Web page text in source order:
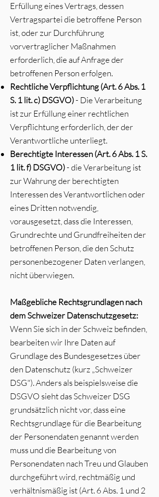
Erfüllung eines Vertrags, dessen
Vertragspartei die betroffene Person
ist, oder zur Durchführung
vorvertraglicher Maßnahmen
erforderlich, die auf Anfrage der
betroffenen Person erfolgen.
Rechtliche Verpflichtung (Art. 6 Abs. 1
S. 1 lit. c) DSGVO)- Die Verarbeitung
ist zur Erfüllung einer rechtlichen
Verpflichtung erforderlich, der der
Verantwortliche unterliegt.
Berechtigte Interessen (Art. 6 Abs. 1 S.
1 lit. f) DSGVO)- die Verarbeitung ist
zur Wahrung der berechtigten
Interessen des Verantwortlichen oder
eines Dritten notwendig,
vorausgesetzt, dass die Interessen,
Grundrechte und Grundfreiheiten der
betroffenen Person, die den Schutz
personenbezogener Daten verlangen,
nicht überwiegen.
Maßgebliche Rechtsgrundlagen nach
dem Schweizer Datenschutzgesetz:
Wenn Sie sich in der Schweiz befinden,
bearbeiten wir Ihre Daten auf
Grundlage des Bundesgesetzes über
den Datenschutz (kurz „Schweizer
DSG"). Anders als beispielsweise die
DSGVO sieht das Schweizer DSG
grundsätzlich nicht vor, dass eine
Rechtsgrundlage für die Bearbeitung
der Personendaten genannt werden
muss und die Bearbeitung von
Personendaten nach Treu und Glauben
durchgeführt wird, rechtmäßig und
verhältnismäßig ist (Art. 6 Abs. 1 und 2